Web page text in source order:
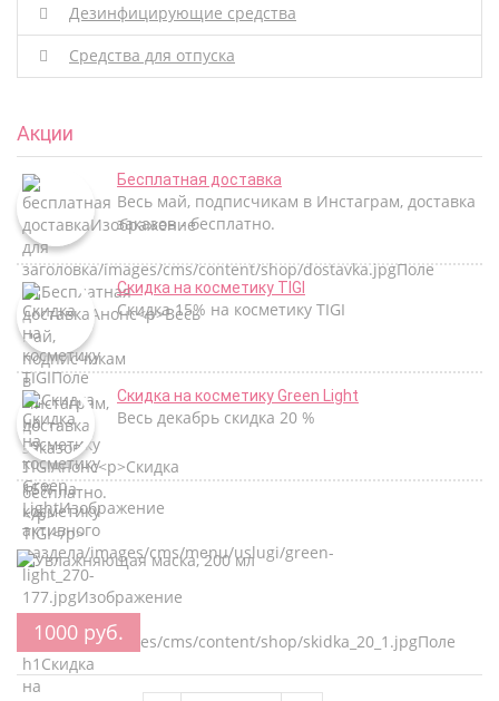
Дезинфицирующие средства
Средства для отпуска
Акции
Бесплатная доставка
Весь май, подписчикам в Инстаграм, доставка
заказов - бесплатно.
Скидка на косметику TIGI
Скидка 15% на косметику TIGI
Скидка на косметику Green Light
Весь декабрь скидка 20 %
1000 руб.